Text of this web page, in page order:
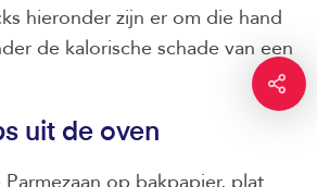
hieronder zijn er om die hand
de kalorische schade van een
uit de oven
op bakpapier, plat